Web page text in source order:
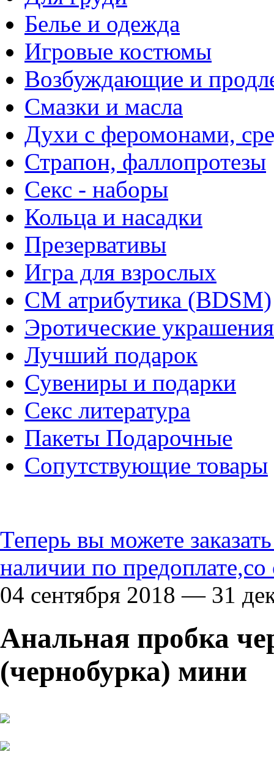
Белье и одежда
Игровые костюмы
Возбуждающие и
Смазки и масла
Духи с феромонами,
Страпон, фаллопротезы
Секс - наборы
Кольца и насадки
Презервативы
Игра для взрослых
СМ атрибутика (BDSM)
Эротические
Лучший подарок
Сувениры и подарки
Секс литература
Пакеты Подарочные
Сопутствующие товары
Теперь вы можете
наличии по предоплате,со
04 сентября 2018 — 31
Aнальная пробка
(чернобурка) мини